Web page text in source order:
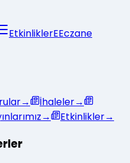
EtkinliklerEEczane
→ İhaleler→
→ Etkinlikler→